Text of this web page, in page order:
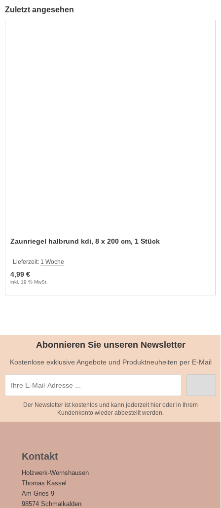
Zuletzt angesehen
Zaunriegel halbrund kdi, 8 x 200 cm, 1 Stück
Lieferzeit: 1 Woche
4,99 €
inkl. 19 % MwSt.
Abonnieren Sie unseren Newsletter
Kostenlose exklusive Angebote und Produktneuheiten per E-Mail
Der Newsletter ist kostenlos und kann jederzeit hier oder in Ihrem
Kundenkonto wieder abbestellt werden.
Kontakt
Holzwerk-Wernshausen
Thomas Kassel
Am Gries 9
98574 Schmalkalden